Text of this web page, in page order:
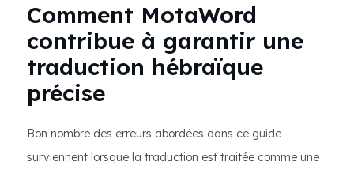
Comment MotaWord
contribue à garantir une
traduction hébraïque
précise
Bon nombre des erreurs abordées dans ce guide
surviennent lorsque la traduction est traitée comme une